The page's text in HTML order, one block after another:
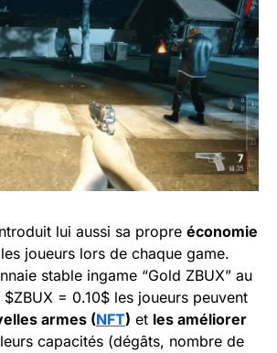
lui aussi sa propre économie
joueurs lors de chaque game.
stable ingame “Gold ZBUX” au
= 0.10$ les joueurs peuvent
armes (NFT) et les améliorer
capacités (dégâts, nombre de